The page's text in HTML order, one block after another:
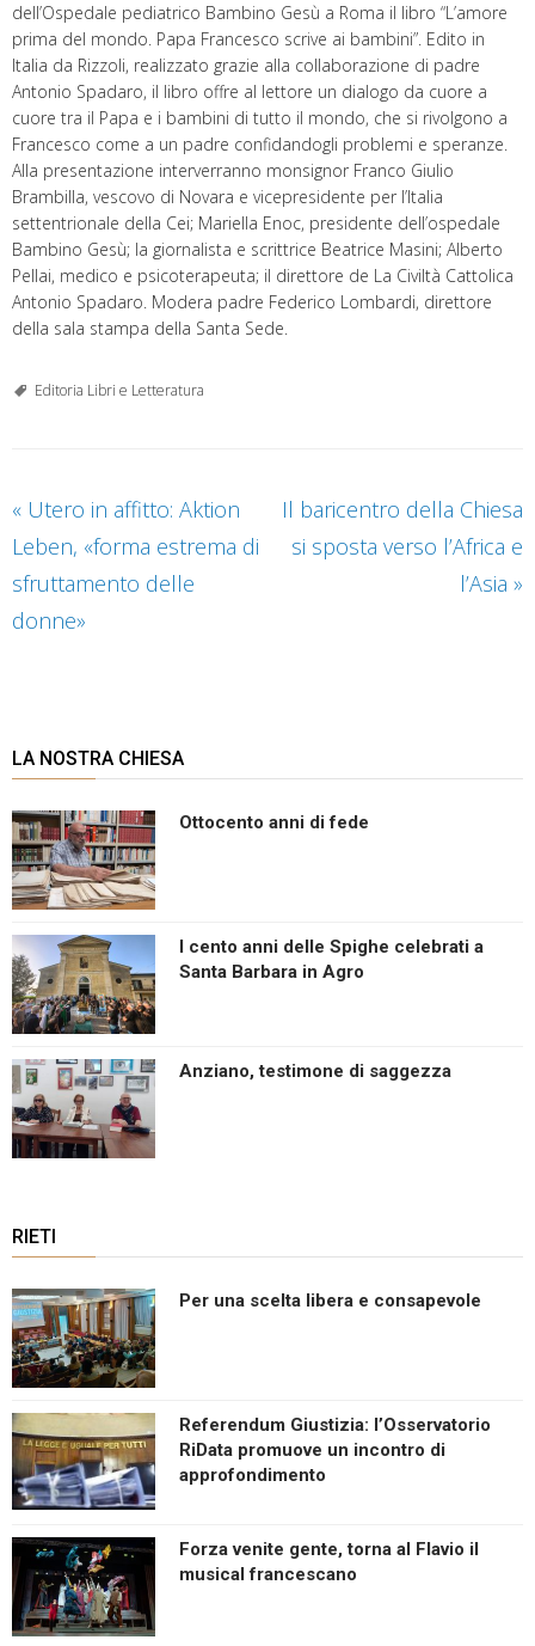
dell’Ospedale pediatrico Bambino Gesù a Roma il libro “L’amore
prima del mondo. Papa Francesco scrive ai bambini”. Edito in
Italia da Rizzoli, realizzato grazie alla collaborazione di padre
Antonio Spadaro, il libro offre al lettore un dialogo da cuore a
cuore tra il Papa e i bambini di tutto il mondo, che si rivolgono a
Francesco come a un padre confidandogli problemi e speranze.
Alla presentazione interverranno monsignor Franco Giulio
Brambilla, vescovo di Novara e vicepresidente per l’Italia
settentrionale della Cei; Mariella Enoc, presidente dell’ospedale
Bambino Gesù; la giornalista e scrittrice Beatrice Masini; Alberto
Pellai, medico e psicoterapeuta; il direttore de La Civiltà Cattolica
Antonio Spadaro. Modera padre Federico Lombardi, direttore
della sala stampa della Santa Sede.
Editoria Libri e Letteratura
« Utero in affitto: Aktion
Leben, «forma estrema di
sfruttamento delle
donne»
Il baricentro della Chiesa
si sposta verso l’Africa e
l’Asia »
LA NOSTRA CHIESA
Ottocento anni di fede
I cento anni delle Spighe celebrati a
Santa Barbara in Agro
Anziano, testimone di saggezza
RIETI
Per una scelta libera e consapevole
Referendum Giustizia: l’Osservatorio
RiData promuove un incontro di
approfondimento
Forza venite gente, torna al Flavio il
musical francescano